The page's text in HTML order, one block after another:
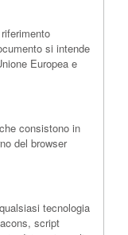
si intende
Europea e
consistono in
del browser
tecnologia
script